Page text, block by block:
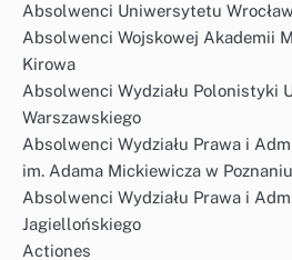
Absolwenci Uniwersytetu
Absolwenci Wojskowej Akademii
Kirowa
Absolwenci Wydziału Polonistyki
Warszawskiego
Absolwenci Wydziału Prawa i
im. Adama Mickiewicza w Poznaniu
Absolwenci Wydziału Prawa i
Jagiellońskiego
Actiones